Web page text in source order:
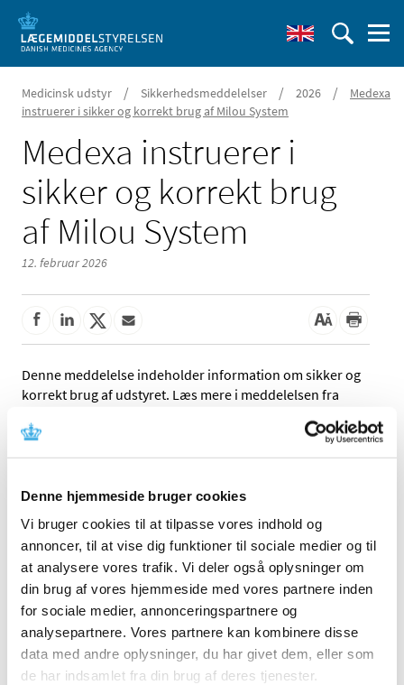
Denne hjemmeside bruger cookies
Vi bruger cookies til at tilpasse vores indhold og
annoncer, til at vise dig funktioner til sociale medier og til
at analysere vores trafik. Vi deler også oplysninger om
din brug af vores hjemmeside med vores partnere inden
for sociale medier, annonceringspartnere og
analysepartnere. Vores partnere kan kombinere disse
data med andre oplysninger, du har givet dem, eller som
de har indsamlet fra din brug af deres tjenester.
Medicinsk udstyr / Sikkerhedsmeddelelser / 2026 /
Medexa
instruerer i sikker og korrekt brug af Milou System
Medexa instruerer i
sikker og korrekt brug
af Milou System
12. februar 2026
Denne meddelelse indeholder information om sikker og
korrekt brug af udstyret. Læs mere i meddelelsen fra
Referencer
Produkt: Milou System
Fabrikant: Medexa Diagnostisk Service AB
Fabrikantens referencenummer: CO-202
Lægemiddelstyrelsens sagsnummer: 2026022056
Emner
Medicinsk udstyr